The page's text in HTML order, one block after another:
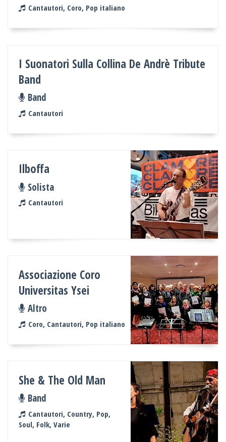
Cantautori, Coro, Pop italiano
I Suonatori Sulla Collina De Andrè Tribute
Band
Band
Cantautori
Ilboffa
Solista
Cantautori
Associazione Coro
Universitas Ysei
Altro
Coro, Cantautori, Pop italiano
She & The Old Man
Band
Cantautori, Country, Pop,
Soul, Folk, Varie